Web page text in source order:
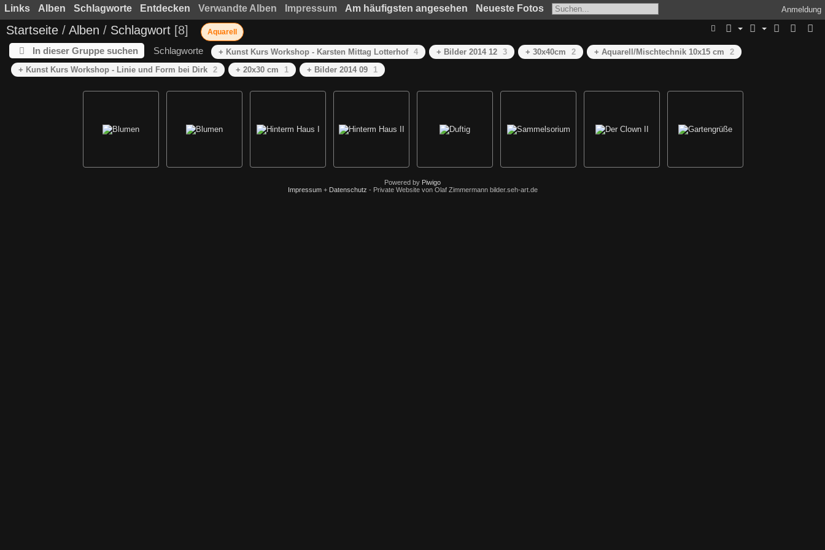
Links Alben Schlagworte Entdecken Verwandte Alben Impressum Am häufigsten angesehen Neueste Fotos Anmeldung
Startseite / Alben / Schlagwort 8 Aquarell
In dieser Gruppe suchen Schlagworte + Kunst Kurs Workshop - Karsten Mittag Lotterhof 4 + Bilder 2014 12 3 + 30x40cm 2 + Aquarell/Mischtechnik 10x15 cm
2
+ Kunst Kurs Workshop - Linie und Form bei Dirk 2 + 20x30 cm 1 + Bilder 2014 09 1
Powered by Piwigo
Impressum+ Datenschutz - Private Website von Olaf Zimmermann bilder.seh-art.de